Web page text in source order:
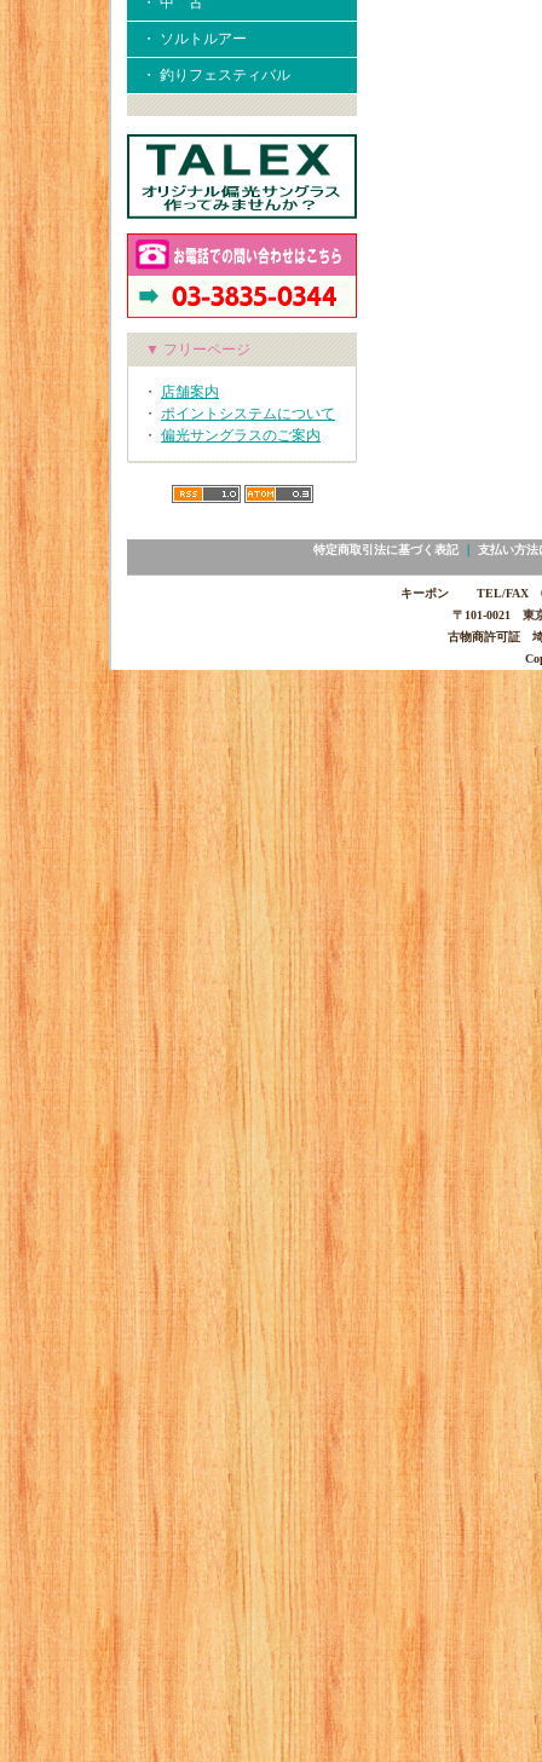
・ ソルトルアー
・ 釣りフェスティバル
▼ フリーページ
・ 店舗案内
・ ポイントシステムについて
・ 偏光サングラスのご案内
特定商取引法に基づく表記｜ 支払い方法
キーポン TEL/FAX
〒101-0021 東
古物商許可証